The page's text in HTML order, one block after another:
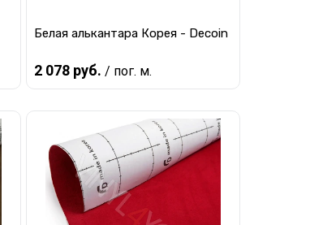
Белая алькантара Корея - Decoin
2 078 руб. / пог. м.
Предзаказ
Купить в 1 клик К сравнению
В избранное